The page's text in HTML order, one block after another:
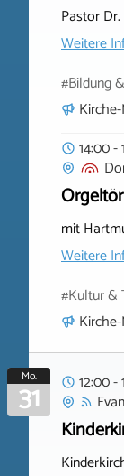
Pastor
Weitere
#Bildung
14:00 -
mit
Weitere
#Kultur &
Mo.
31
12:00 -